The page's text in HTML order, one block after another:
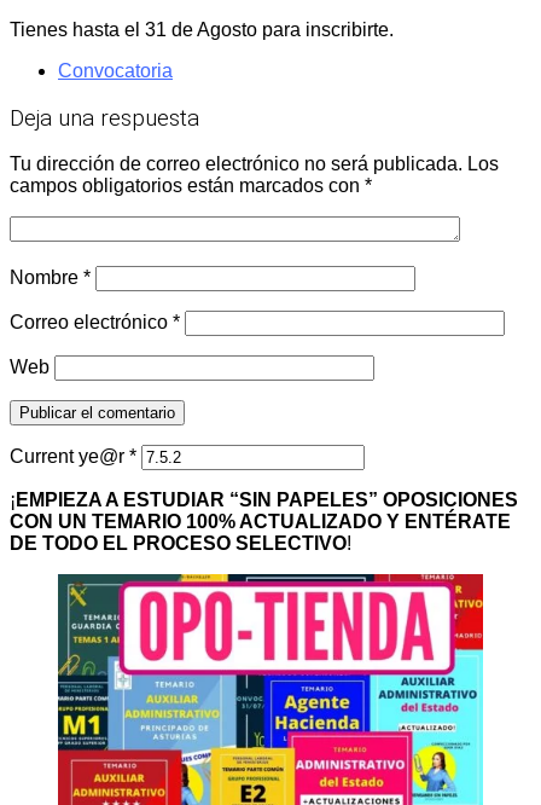
Tienes hasta el 31 de Agosto para inscribirte.
Convocatoria
Deja una respuesta
Tu dirección de correo electrónico no será publicada. Los
campos obligatorios están marcados con *
Nombre *
Correo electrónico *
Web
Current ye@r *
¡ EMPIEZA A ESTUDIAR “SIN PAPELES” OPOSICIONES
CON UN TEMARIO 100% ACTUALIZADO Y ENTÉRATE
DE TODO EL PROCESO SELECTIVO!